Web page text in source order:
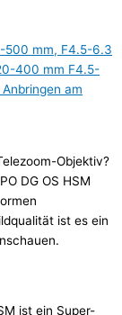
500 mm, F4.5-6.3
400 mm F4.5-
am
Objektiv?
DG OS HSM
ist es ein
ist ein Super-